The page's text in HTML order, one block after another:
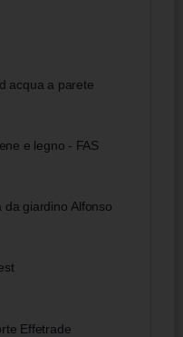
acqua a parete
e legno - FAS
da giardino Alfonso
Effetrade